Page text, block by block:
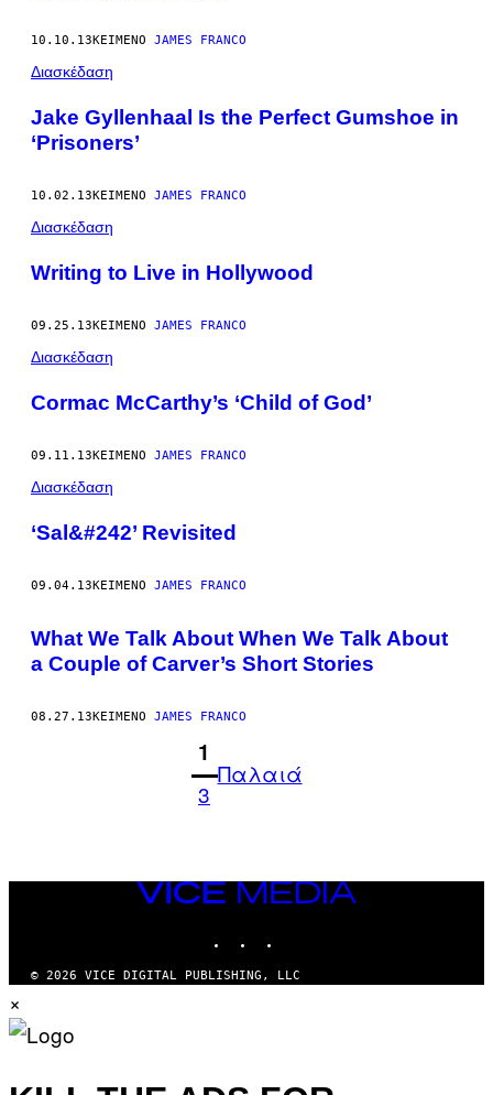
10.10.13ΚΕΊΜΕΝΟ JAMES FRANCO
Διασκέδαση
Jake Gyllenhaal Is the Perfect Gumshoe in
‘Prisoners’
10.02.13ΚΕΊΜΕΝΟ JAMES FRANCO
Διασκέδαση
Writing to Live in Hollywood
09.25.13ΚΕΊΜΕΝΟ JAMES FRANCO
Διασκέδαση
Cormac McCarthy’s ‘Child of God’
09.11.13ΚΕΊΜΕΝΟ JAMES FRANCO
Διασκέδαση
‘Sal&#242’ Revisited
09.04.13ΚΕΊΜΕΝΟ JAMES FRANCO
What We Talk About When We Talk About
a Couple of Carver’s Short Stories
08.27.13ΚΕΊΜΕΝΟ JAMES FRANCO
1
3
Παλαιά
VICE
MEDIA
© 2026 VICE DIGITAL PUBLISHING, LLC
×